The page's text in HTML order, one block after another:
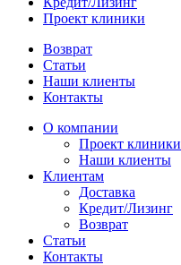
Проект клиники
Возврат
Статьи
Наши клиенты
Контакты
О компании
Проект клиники
Наши клиенты
Клиентам
Доставка
Кредит/Лизинг
Возврат
Статьи
Контакты